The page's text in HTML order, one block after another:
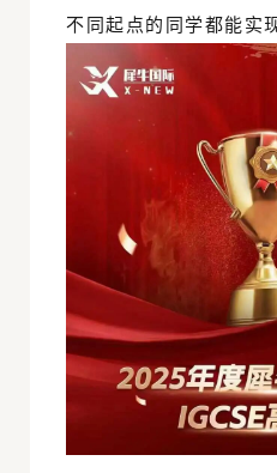
不同起点的同学都能实